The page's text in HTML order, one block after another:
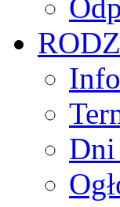
Dni